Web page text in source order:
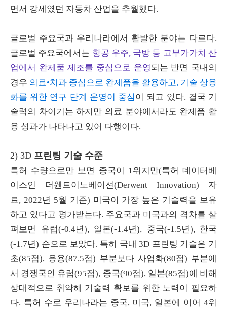
면서 강세였던 자동차 산업을 추월했다.
글로벌 주요국과 우리나라에서 활발한 분야는 다르다.
글로벌 주요국에서는 항공 우주, 국방 등 고부가가치 산
업에서 완제품 제조를 중심으로 운영되는 반면 국내의
경우 의료•치과 중심으로 완제품을 활용하고, 기술 상용
화를 위한 연구 단계 운영이 중심이 되고 있다. 결국 기
술력의 차이기는 하지만 의료 분야에서라도 완제품 활
용 성과가 나타나고 있어 다행이다.
2) 3D 프린팅 기술 수준
특허 수량으로만 보면 중국이 1위지만(특허 데이터베
이스인 더웬트이노베이션(Derwent Innovation) 자
료, 2022년 5월 기준) 미국이 가장 높은 기술력을 보유
하고 있다고 평가받는다. 주요국과 미국과의 격차를 살
펴보면 유럽(-0.4년), 일본(-1.4년), 중국(-1.5년), 한국
(-1.7년) 순으로 보았다. 특히 국내3D 프린팅 기술은 기
초(85점), 응용(87.5점) 부분보다 사업화(80점) 부분에
서 경쟁국인 유럽(95점), 중국(90점), 일본(85점)에 비해
상대적으로 취약해 기술력 확보를 위한 노력이 필요하
다. 특허 수로 우리나라는 중국, 미국, 일본에 이어 4위